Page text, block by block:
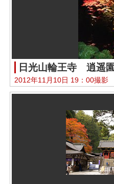
日光山輪王寺 逍遥
2012年11月10日 19：00撮影